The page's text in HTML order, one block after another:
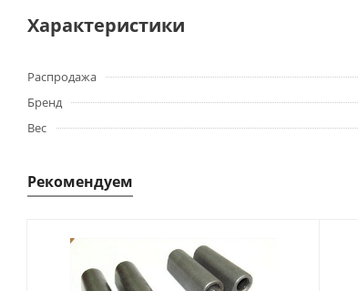
Характеристики
Распродажа
Бренд
Вес
Рекомендуем